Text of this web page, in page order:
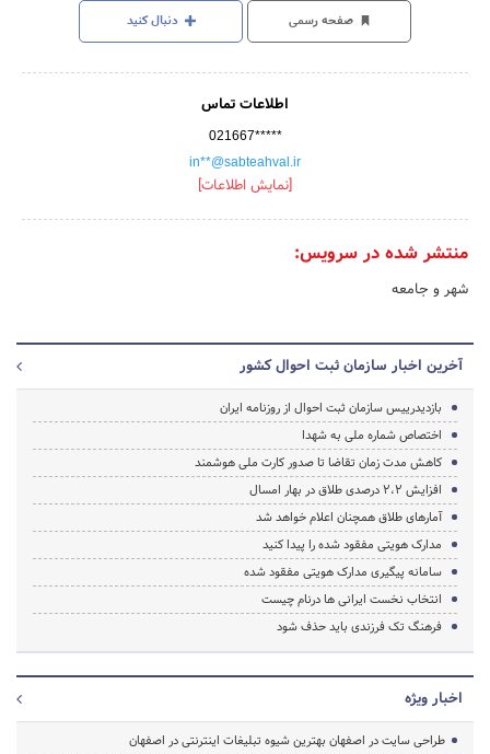
صفحه رسمی دنبال کنید
اطلاعات تماس
021667*****
in**@sabteahval.ir
[نمایش اطلاعات]
منتشر شده در سرویس:
شهر و جامعه
آخرین اخبار سازمان ثبت احوال کشور
بازدیدرییس سازمان ثبت احوال از روزنامه ایران
اختصاص شماره ملی به شهدا
کاهش مدت زمان تقاضا تا صدور کارت ملی هوشمند
افزایش 2،2 درصدی طلاق در بهار امسال
آمارهای طلاق همچنان اعلام خواهد شد
مدارک هویتی مفقود شده را پیدا کنید
سامانه پیگیری مدارک هویتی مفقود شده
انتخاب نخست ایرانی ها درنام چیست
فرهنگ تک فرزندی باید حذف شود
اخبار ویژه
طراحی سایت در اصفهان بهترین شیوه تبلیغات اینترنتی در اصفهان